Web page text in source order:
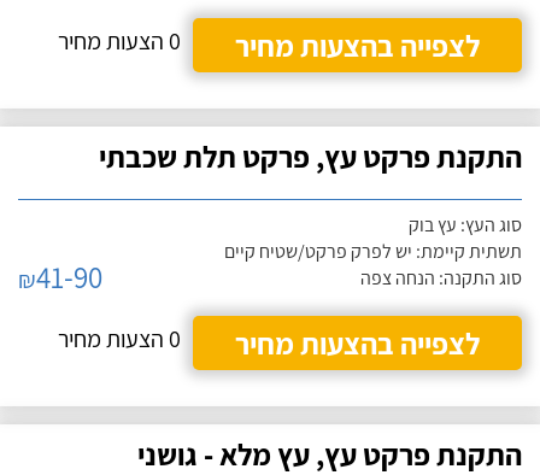
לצפייה בהצעות מחיר
0 הצעות מחיר
התקנת פרקט עץ, פרקט תלת שכבתי
סוג העץ: עץ בוק
תשתית קיימת: יש לפרק פרקט/שטיח קיים
סוג התקנה: הנחה צפה
₪41-90
לצפייה בהצעות מחיר
0 הצעות מחיר
התקנת פרקט עץ, עץ מלא - גושני